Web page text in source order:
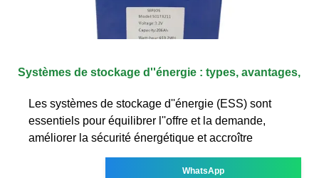
Systèmes de stockage d''énergie : types, avantages,
Les systèmes de stockage d''énergie (ESS) sont
essentiels pour équilibrer l''offre et la demande,
améliorer la sécurité énergétique et accroître
WhatsApp